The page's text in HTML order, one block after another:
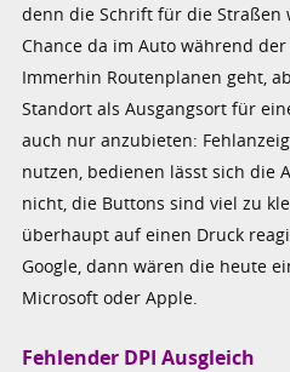
denn die Schrift für die Straßen
Chance da im Auto während der
Immerhin Routenplanen geht,
Standort als Ausgangsort für
auch nur anzubieten:
nutzen, bedienen lässt sich die
nicht, die Buttons sind viel zu
überhaupt auf einen Druck
Google, dann wären die heute
Microsoft oder Apple.
Fehlender DPI Ausgleich